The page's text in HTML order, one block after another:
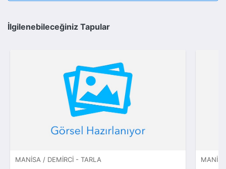
İlgilenebileceğiniz Tapular
MANISA / DEMIRCI - TARLA